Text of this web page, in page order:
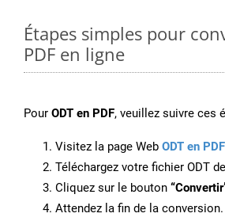
Étapes simples pour
PDF en ligne
Pour ODT en PDF, veuillez suivre ces
Visitez la page Web ODT en PDF
Téléchargez votre fichier ODT
Cliquez sur le bouton
Attendez la fin de la conversion.